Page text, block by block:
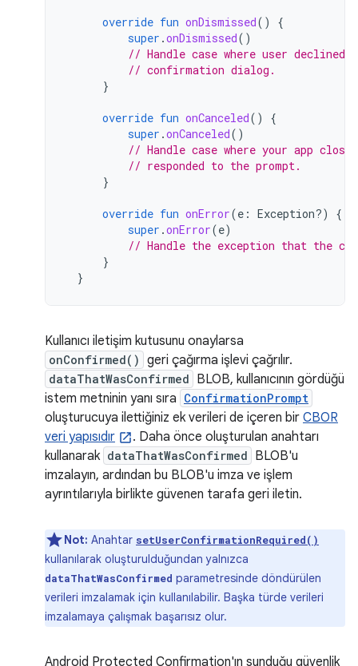
override fun onDismissed()
{
super .onDismissed()
// Handle case where user declined
// confirmation dialog.
}
override fun onCanceled()
{
super .onCanceled()
// Handle case where your app
// responded to the prompt.
}
override fun onError(e : Exception?)
{
super .onError(e)
// Handle the exception that the
}
}
Kullanıcı iletişim kutusunu onaylarsa
onConfirmed() geri çağırma işlevi çağrılır.
dataThatWasConfirmed BLOB, kullanıcının gördüğü
istem metninin yanı sıra ConfirmationPrompt
oluşturucuya ilettiğiniz ek verileri de içeren bir CBOR
veri yapısıdır
. Daha önce oluşturulan anahtarı
kullanarak dataThatWasConfirmed BLOB'u
imzalayın, ardından bu BLOB'u imza ve işlem
ayrıntılarıyla birlikte güvenen tarafa geri iletin.
Not: Anahtar setUserConfirmationRequired()
kullanılarak oluşturulduğundan yalnızca
dataThatWasConfirmed parametresinde döndürülen
verileri imzalamak için kullanılabilir. Başka türde verileri
imzalamaya çalışmak başarısız olur.
Android Protected Confirmation'ın sunduğu güvenlik